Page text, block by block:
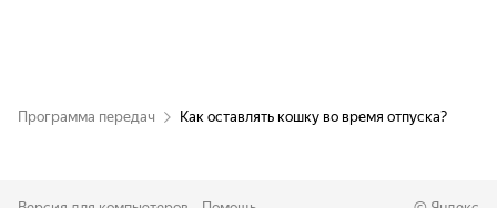
Программа передач Как оставлять кошку во время отпуска?